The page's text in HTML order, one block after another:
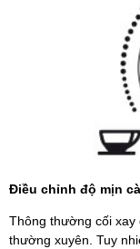
Điều chỉnh độ mịn
Thông thường cối xay
thường xuyên. Tuy